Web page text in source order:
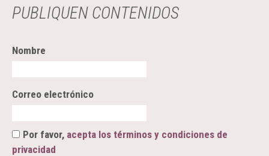
PUBLIQUEN CONTENIDOS
Nombre
Correo electrónico
Por favor, acepta los términos y condiciones de
privacidad